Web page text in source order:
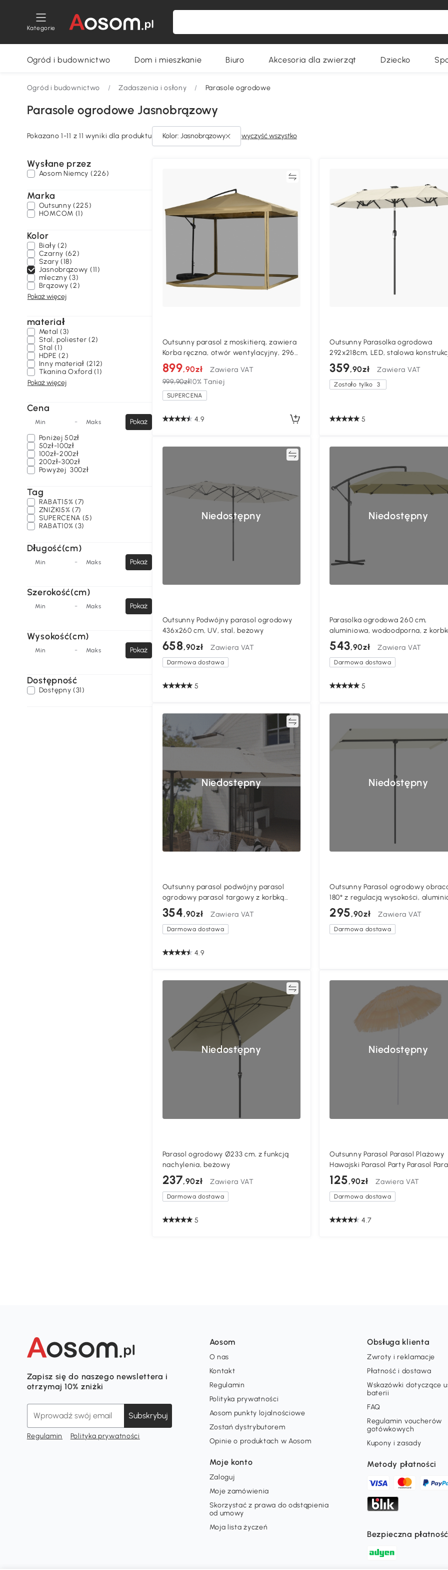
Kategorie
Ogród i budownictwo Dom i mieszkanie Biuro Akcesoria dla zwierząt Dziecko
Ogród i budownictwo / Zadaszenia i osłony / Parasole ogrodowe
Parasole ogrodowe Jasnobrązowy
Pokazano 1-11 z 11 wyniki dla produktu wyczyść wszystko
Kolor: Jasnobrązowy
Wysłane przez
Aosom Niemcy (226)
Marka
Outsunny (225)
HOMCOM (1)
Kolor
Biały (2)
Czarny (62)
Szary (18)
Jasnobrązowy (11)
mleczny (3)
Brązowy (2)
Pokaż więcej
materiał
Metal (3)
Stal, poliester (2)
Stal (1)
HDPE (2)
Inny materiał (212)
Tkanina Oxford (1)
Pokaż więcej
Cena
Min - Maks
Pokaż
Poniżej50zł
50zł-100zł
100zł-200zł
200zł-300zł
Powyżej300zł
Tag
RABAT15% (7)
ZNIŻKI5% (7)
SUPERCENA (5)
RABAT10% (3)
Długość(cm)
Min - Maks Pokaż
Szerokość(cm)
Min - Maks Pokaż
Wysokość(cm)
Min - Maks Pokaż
Dostępność
Dostępny (31)
Outsunny parasol z moskitierą, zawiera
Korba ręczna, otwór wentylacyjny, 296
cm x 296 cm x 272 cm, biały+czarny
899,90zł
Zawiera VAT
999,90zł10% Taniej
SUPERCENA
4.9
Outsunny Parasolka ogrodowa
292x218cm, LED, stalowa
359,90zł Zawiera VAT
Zostało tylko 3
5
Niedostępny
Outsunny Podwójny parasol ogrodowy
436x260 cm, UV, stal, beżowy
658,90zł Zawiera VAT
Darmowa dostawa
5
Niedostępny
Parasolka ogrodowa 260 cm,
aluminiowa, wodoodporna, z
543,90zł Zawiera VAT
Darmowa dostawa
5
Niedostępny
Outsunny parasol podwójny parasol
ogrodowy parasol targowy z korbką
ręczną 460 x 270 cm
354,90zł Zawiera VAT
Darmowa dostawa
4.9
Niedostępny
Outsunny Parasol ogrodowy
180° z regulacją wysokości,
stelaż, 150x205 cm, beżowy
295,90zł Zawiera VAT
Darmowa dostawa
Niedostępny
Porównywać
Parasol ogrodowy Ø233 cm, z funkcją
nachylenia, beżowy
237,90zł Zawiera VAT
Darmowa dostawa
5
Niedostępny
Outsunny Parasol Parasol Plażowy
Hawajski Parasol Party Parasol
Ogrodowy Ø 160 cm
125,90zł Zawiera VAT
Darmowa dostawa
4.7
Zapisz się do naszego newslettera i
otrzymaj 10% zniżki
Subskrybuj
Regulamin Polityka prywatności
Aosom
O nas
Kontakt
Regulamin
Polityka prywatności
Aosom punkty lojalnościowe
Zostań dystrybutorem
Opinie o produktach w Aosom
Moje konto
Zaloguj
Moje zamówienia
Skorzystać z prawa do odstąpienia
od umowy
Moja lista życzeń
Obsługa klienta
Zwroty i reklamacje
Płatność i dostawa
Wskazówki dotyczące
baterii
FAQ
Regulamin voucherów
gotówkowych
Kupony i zasady
Metody płatności
Bezpieczna płatność